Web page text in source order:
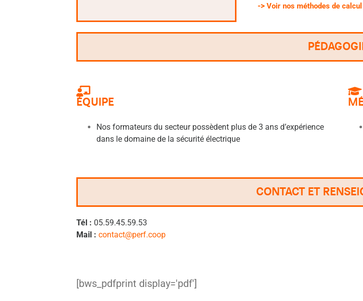
-> Voir nos méthodes de calcul
ÉQUIPE
Nos formateurs du secteur possèdent plus de 3 ans d’expérience
dans le domaine de la sécurité électrique
CONTACT ET
Tél : 05.59.45.59.53
Mail : contact@perf.coop
[bws_pdfprint display='pdf']